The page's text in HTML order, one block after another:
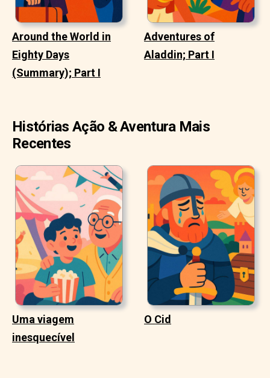
Around the World in
Eighty Days
(Summary); Part I
Adventures of
Aladdin; Part I
Histórias Ação & Aventura Mais
Recentes
Uma viagem
inesquecível
O Cid